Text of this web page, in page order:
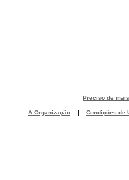
Preciso de
A Organização | Condições de